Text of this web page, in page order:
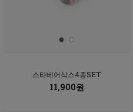
스타베어삭스4종SET
11,900원